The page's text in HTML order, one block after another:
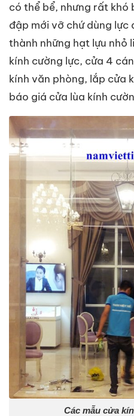
có thể bể, nhưng rất khó
đập mới vỡ chứ dùng lực
thành những hạt lựu nhỏ
kính cường lực, cửa 4
kính văn phòng, lắp cửa
báo giá cửa lùa kính
Các mẫu cửa